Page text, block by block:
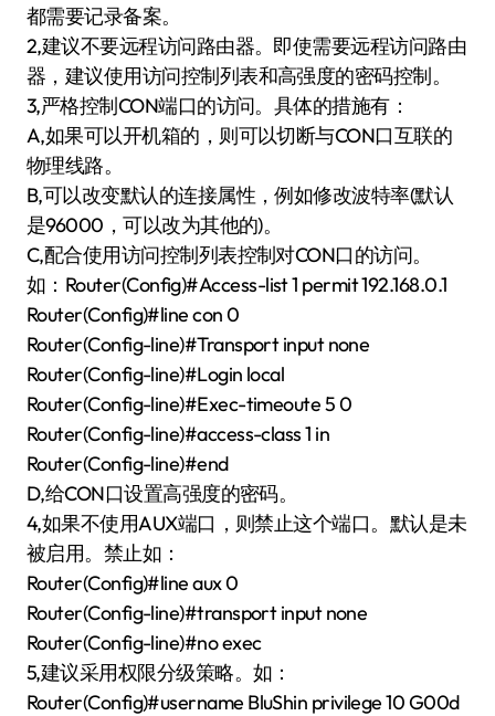
都需要记录备案。
2,建议不要远程访问路由器。即使需要远程访问路由
器，建议使用访问控制列表和高强度的密码控制。
3,严格控制CON端口的访问。具体的措施有：
A,如果可以开机箱的，则可以切断与CON口互联的
物理线路。
B,可以改变默认的连接属性，例如修改波特率(默认
是96000，可以改为其他的)。
C,配合使用访问控制列表控制对CON口的访问。
如：Router(Config)#Access-list 1 permit 192.168.0.1
Router(Config)#line con 0
Router(Config-line)#Transport input none
Router(Config-line)#Login local
Router(Config-line)#Exec-timeoute 5 0
Router(Config-line)#access-class 1 in
Router(Config-line)#end
D,给CON口设置高强度的密码。
4,如果不使用AUX端口，则禁止这个端口。默认是未
被启用。禁止如：
Router(Config)#line aux 0
Router(Config-line)#transport input none
Router(Config-line)#no exec
5,建议采用权限分级策略。如：
Router(Config)#username BluShin privilege 10 G00d